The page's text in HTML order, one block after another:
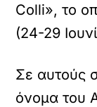
Colli», το
(24-29
Σε αυτούς
όνομα του